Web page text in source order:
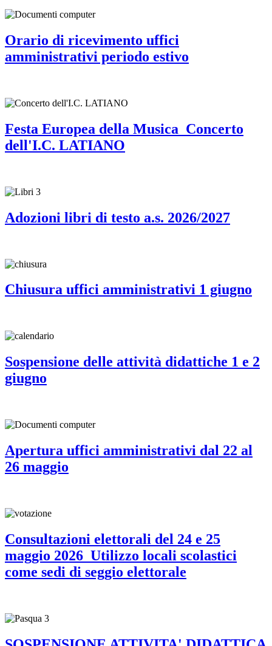
Orario di ricevimento uffici
amministrativi periodo estivo
Festa Europea della Musica_Concerto
dell'I.C. LATIANO
Adozioni libri di testo a.s. 2026/2027
Chiusura uffici amministrativi 1 giugno
Sospensione delle attività didattiche 1 e 2
giugno
Apertura uffici amministrativi dal 22 al
26 maggio
Consultazioni elettorali del 24 e 25
maggio 2026_Utilizzo locali scolastici
come sedi di seggio elettorale